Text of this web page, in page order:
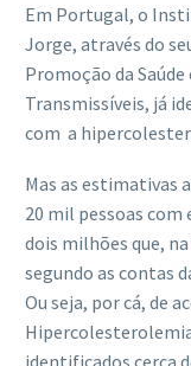
Em Portugal, o
Jorge, através do
Promoção da
Transmissíveis, já
com a
Mas as estimativas
20 mil pessoas com
dois milhões que,
segundo as contas
Ou seja, por cá, de
identificados cerca